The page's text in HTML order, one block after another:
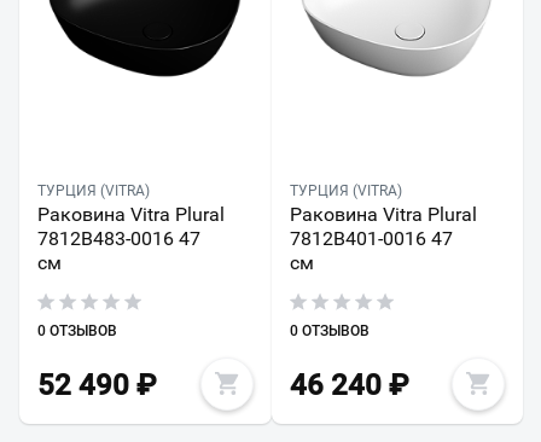
ТУРЦИЯ (VITRA)
Раковина Vitra Plural
7812B483-0016 47
см
0 ОТЗЫВОВ
52 490 ₽
ТУРЦИЯ (VITRA)
Раковина Vitra Plural
7812B401-0016 47
см
0 ОТЗЫВОВ
46 240₽